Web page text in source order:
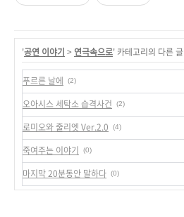
'공연 이야기 > 연극속으로' 카테고리의 다른 글
푸르른 날에 (2)
오아시스 세탁소 습격사건 (2)
로미오와 줄리엣 Ver.2.0 (4)
죽여주는 이야기 (0)
마지막 20분동안 말하다 (0)